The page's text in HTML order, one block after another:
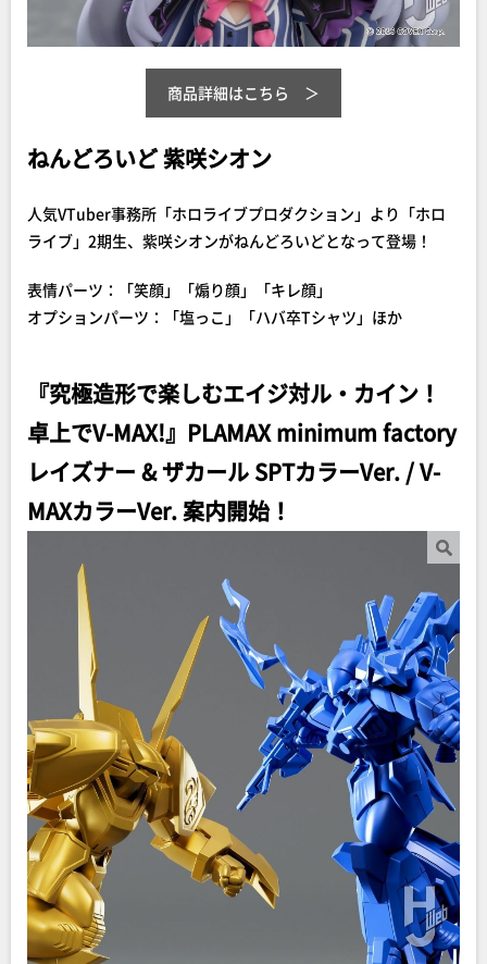
商品詳細はこちら
ねんどろいど 紫咲シオン
人気VTuber事務所「ホロライブプロダクション」より「ホロ
ライブ」2期生、紫咲シオンがねんどろいどとなって登場！
表情パーツ：「笑顔」「煽り顔」「キレ顔」
オプションパーツ：「塩っこ」「ハバ卒Tシャツ」ほか
『究極造形で楽しむエイジ対ル・カイン！
卓上でV-MAX!』PLAMAX minimum factory
レイズナー & ザカール SPTカラーVer. / V-
MAXカラーVer. 案内開始！